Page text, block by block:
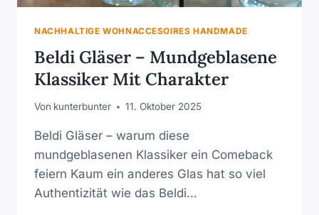
NACHHALTIGE WOHNACCESOIRES HANDMADE
Beldi Gläser – Mundgeblasene
Klassiker Mit Charakter
Von kunterbunter 11. Oktober 2025
Beldi Gläser – warum diese
mundgeblasenen Klassiker ein Comeback
feiern Kaum ein anderes Glas hat so viel
Authentizität wie das Beldi…